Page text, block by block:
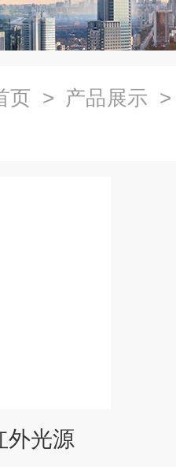
页 > 产品展示
外光源